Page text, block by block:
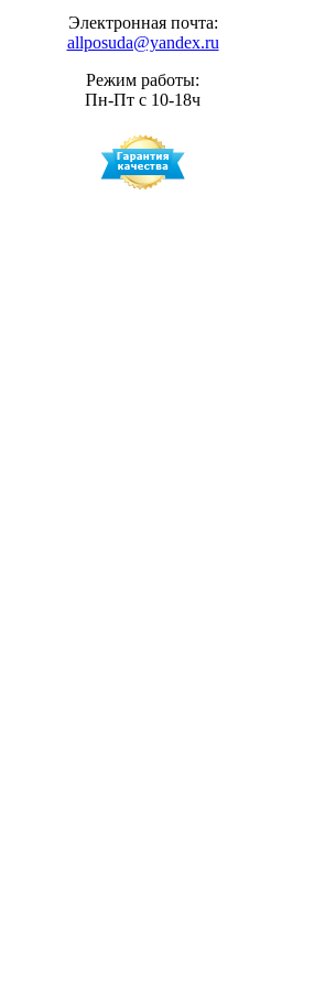
Электронная почта:
allposuda@yandex.ru
Режим работы:
Пн-Пт с 10-18ч